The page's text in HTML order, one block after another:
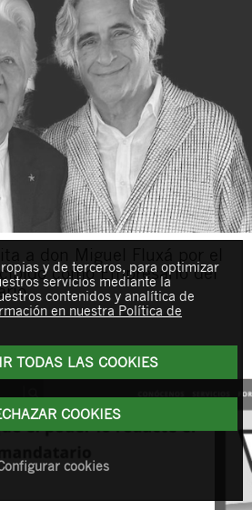
como Empresario del
y de terceros, para optimizar
servicios mediante la
contenidos y analítica de
en nuestra Política de
TODAS LAS COOKIES
COOKIES
cookies